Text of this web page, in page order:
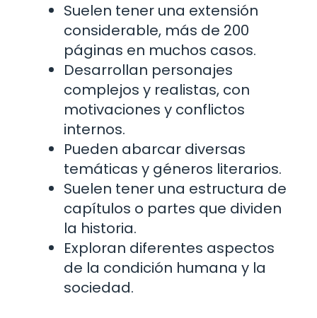
Suelen tener una extensión
considerable, más de 200
páginas en muchos casos.
Desarrollan personajes
complejos y realistas, con
motivaciones y conflictos
internos.
Pueden abarcar diversas
temáticas y géneros literarios.
Suelen tener una estructura de
capítulos o partes que dividen
la historia.
Exploran diferentes aspectos
de la condición humana y la
sociedad.